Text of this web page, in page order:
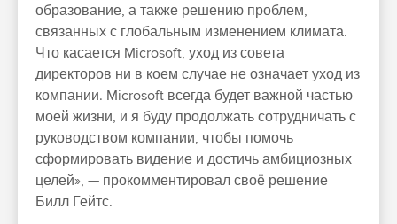
образование, а также решению проблем,
связанных с глобальным изменением климата.
Что касается Microsoft, уход из совета
директоров ни в коем случае не означает уход из
компании. Microsoft всегда будет важной частью
моей жизни, и я буду продолжать сотрудничать с
руководством компании, чтобы помочь
сформировать видение и достичь амбициозных
целей», — прокомментировал своё решение
Билл Гейтс.